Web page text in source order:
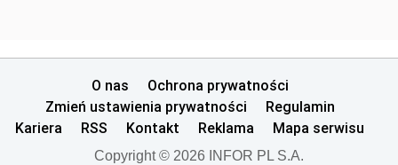
O nas
Ochrona prywatności
Zmień ustawienia prywatności
Regulamin
Kariera
RSS Kontakt Reklama Mapa serwisu
Copyright © 2026 INFOR PL S.A.